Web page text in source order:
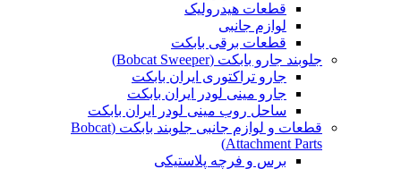
قطعات هیدرولیک
لوازم جانبی
قطعات برقی بابکت
جلوبند جارو بابکت (Bobcat Sweeper)
جارو تراکتوری ایران بابکت
جارو مینی لودر ایران بابکت
ساحل روب مینی لودر ایران بابکت
قطعات و لوازم جانبی جلوبند بابکت (Bobcat
Attachment Parts)
برس و فرچه پلاستیکی